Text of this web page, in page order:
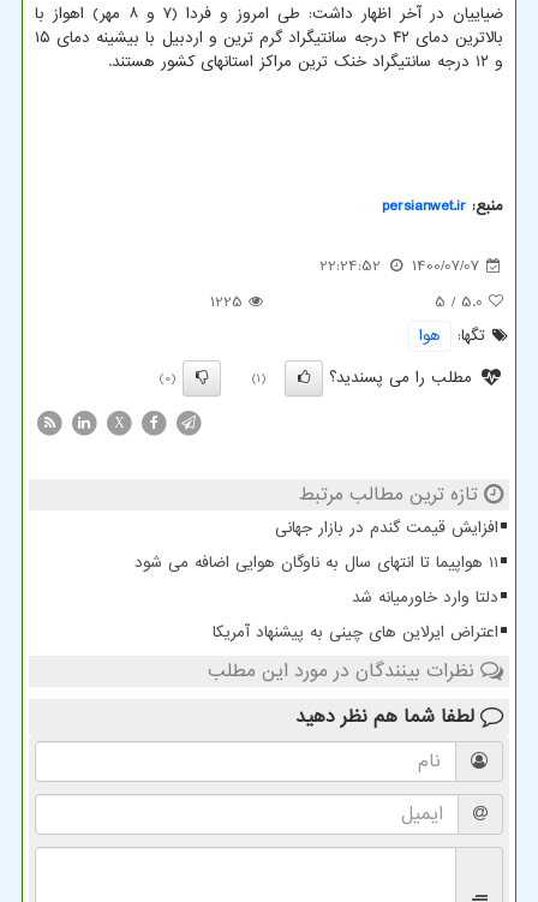
ضیاییان در آخر اظهار داشت: طی امروز و فردا (۷ و ۸ مهر) اهواز با
بالاترین دمای ۴۲ درجه سانتیگراد گرم ترین و اردبیل با بیشینه دمای ۱۵
و ۱۲ درجه سانتیگراد خنک ترین مراکز استانهای کشور هستند.
منبع: persianwet.ir
1400/07/07
22:24:52
5.0
/ 5
1225
تگها:
هوا
مطلب را می پسندید؟
(1)
(0)
X
تازه ترین مطالب مرتبط
افزایش قیمت گندم در بازار جهانی
11 هواپیما تا انتهای سال به ناوگان هوایی اضافه می شود
دلتا وارد خاورمیانه شد
اعتراض ایرلاین های چینی به پیشنهاد آمریکا
نظرات بینندگان در مورد این مطلب
لطفا شما هم نظر دهید